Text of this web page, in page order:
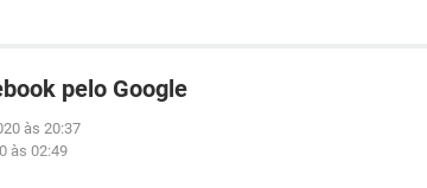
pelo Google
às 20:37
às 02:49